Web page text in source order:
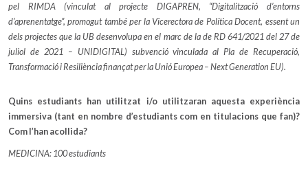
pel RIMDA (vinculat al projecte DIGAPREN, “Digitalització d’entorns
d’aprenentatge”, promogut també per la Vicerectora de Política Docent, essent un
dels projectes que la UB desenvolupa en el marc de la de RD 641/2021 del 27 de
juliol de 2021 – UNIDIGITAL) subvenció vinculada al Pla de Recuperació,
Transformació i Resiliència finançat per la Unió Europea – Next Generation EU).
Quins estudiants han utilitzat i/o utilitzaran aquesta experiència
immersiva (tant en nombre d’estudiants com en titulacions que fan)?
Com l’han acollida?
MEDICINA: 100 estudiants